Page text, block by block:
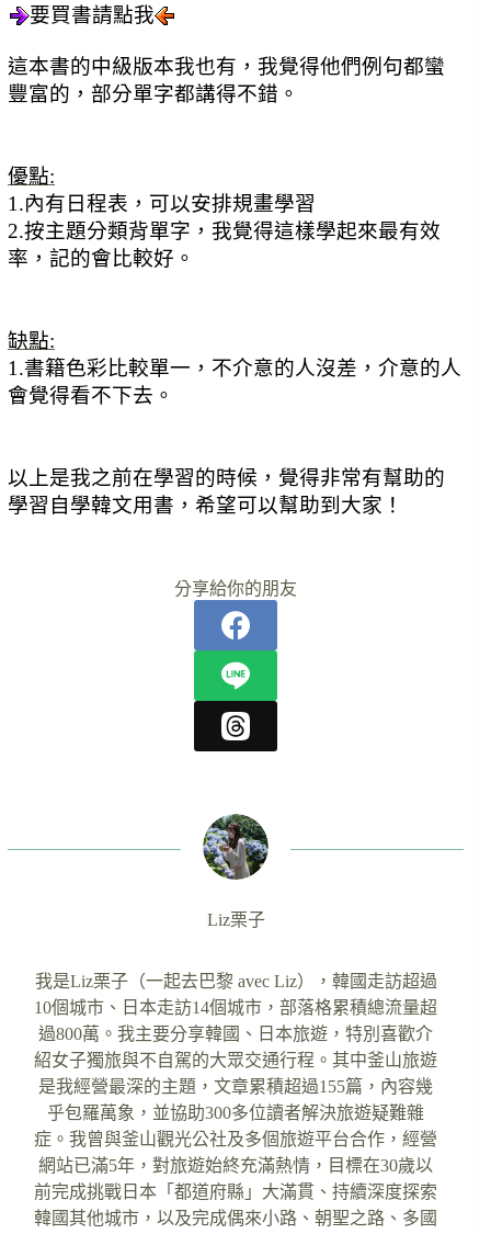
要買書請點我
這本書的中級版本我也有，我覺得他們例句都蠻
豐富的，部分單字都講得不錯。
優點:
1.內有日程表，可以安排規畫學習
2.按主題分類背單字，我覺得這樣學起來最有效
率，記的會比較好。
缺點:
1.書籍色彩比較單一，不介意的人沒差，介意的人
會覺得看不下去。
以上是我之前在學習的時候，覺得非常有幫助的
學習自學韓文用書，希望可以幫助到大家！
分享給你的朋友
Liz栗子
我是Liz栗子（一起去巴黎 avec Liz），韓國走訪超過
10個城市、日本走訪14個城市，部落格累積總流量超
過800萬。我主要分享韓國、日本旅遊，特別喜歡介
紹女子獨旅與不自駕的大眾交通行程。其中釜山旅遊
是我經營最深的主題，文章累積超過155篇，內容幾
乎包羅萬象，並協助300多位讀者解決旅遊疑難雜
症。我曾與釜山觀光公社及多個旅遊平台合作，經營
網站已滿5年，對旅遊始終充滿熱情，目標在30歲以
前完成挑戰日本「都道府縣」大滿貫、持續深度探索
韓國其他城市，以及完成偶來小路、朝聖之路、多國